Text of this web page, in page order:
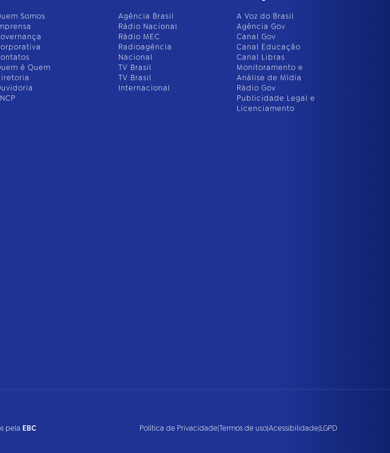
Somos
é Quem
Agência Brasil
Rádio Nacional
Rádio MEC
Radioagência
Nacional
TV Brasil
TV Brasil
Internacional
A Voz do Brasil
Agência Gov
Canal Gov
Canal Educação
Canal Libras
Monitoramento e
Análise de Mídia
Rádio Gov
Publicidade Legal e
Licenciamento
pela EBC Política de Privacidade|Termos de uso|Acessibilidade|LGPD